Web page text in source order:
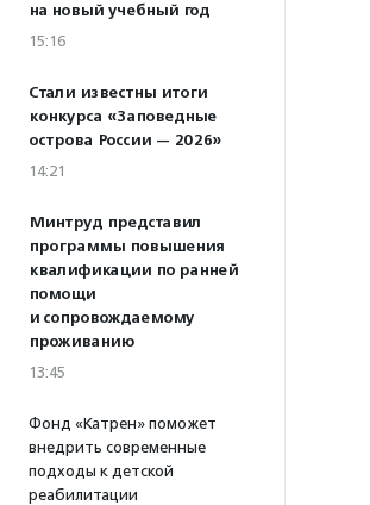
на новый учебный год
15:16
Стали известны итоги
конкурса «Заповедные
острова России — 2026»
14:21
Минтруд представил
программы повышения
квалификации по ранней
помощи
и сопровождаемому
проживанию
13:45
Фонд «Катрен» поможет
внедрить современные
подходы к детской
реабилитации